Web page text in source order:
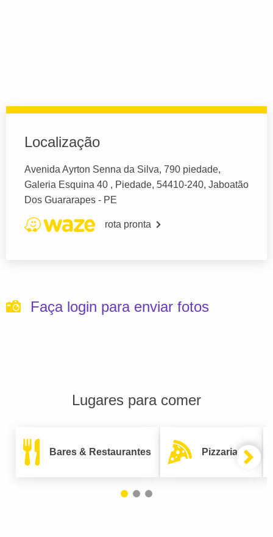
Localização
Avenida Ayrton Senna da Silva, 790 piedade,
Galeria Esquina 40 , Piedade, 54410-240, Jaboatão
Dos Guararapes - PE
rota pronta
Faça login para enviar fotos
Lugares para comer
Bares & Restaurantes Pizzarias